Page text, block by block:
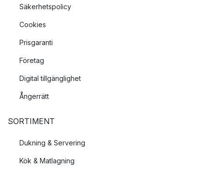
Säkerhetspolicy
Cookies
Prisgaranti
Företag
Digital tillgänglighet
Ångerrätt
SORTIMENT
Dukning & Servering
Kök & Matlagning